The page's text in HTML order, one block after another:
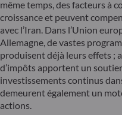
même temps, des facteurs à
croissance et peuvent
avec l’Iran. Dans l’Union
Allemagne, de vastes
produisent déjà leurs effets ;
d’impôts apportent un
investissements continus
demeurent également un
actions.